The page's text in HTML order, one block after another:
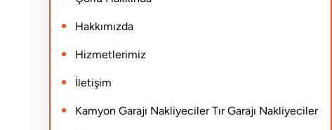
Hakkımızda
Hizmetlerimiz
İletişim
Kamyon Garajı Nakliyeciler Tır Garajı Nakliyeciler